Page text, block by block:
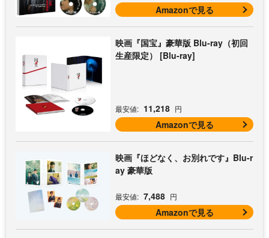
Amazonで見る
映画『国宝』豪華版 Blu-ray（初回
生産限定） [Blu-ray]
最安値: 11,218 円
Amazonで見る
映画『ほどなく、お別れです』Blu-r
ay 豪華版
最安値: 7,488 円
Amazonで見る